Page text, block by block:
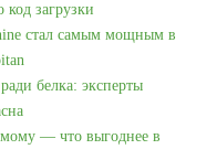
код загрузки
стал самым мощным в
белка: эксперты
— что выгоднее в